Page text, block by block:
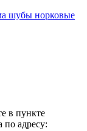
шубы норковые
в пункте
по адресу: